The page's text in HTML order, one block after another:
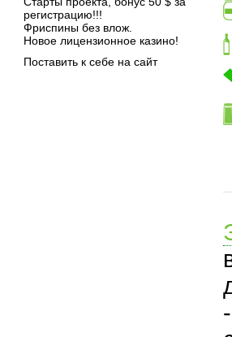
регистрацию!!!
Фриспины без влож.
Новое лицензионное казино!
Поставить к себе на сайт